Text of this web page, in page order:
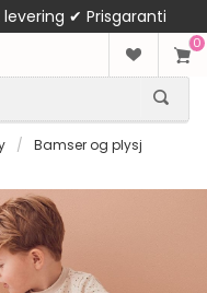
✔ Prisgaranti
0
/ Bamser og plysj